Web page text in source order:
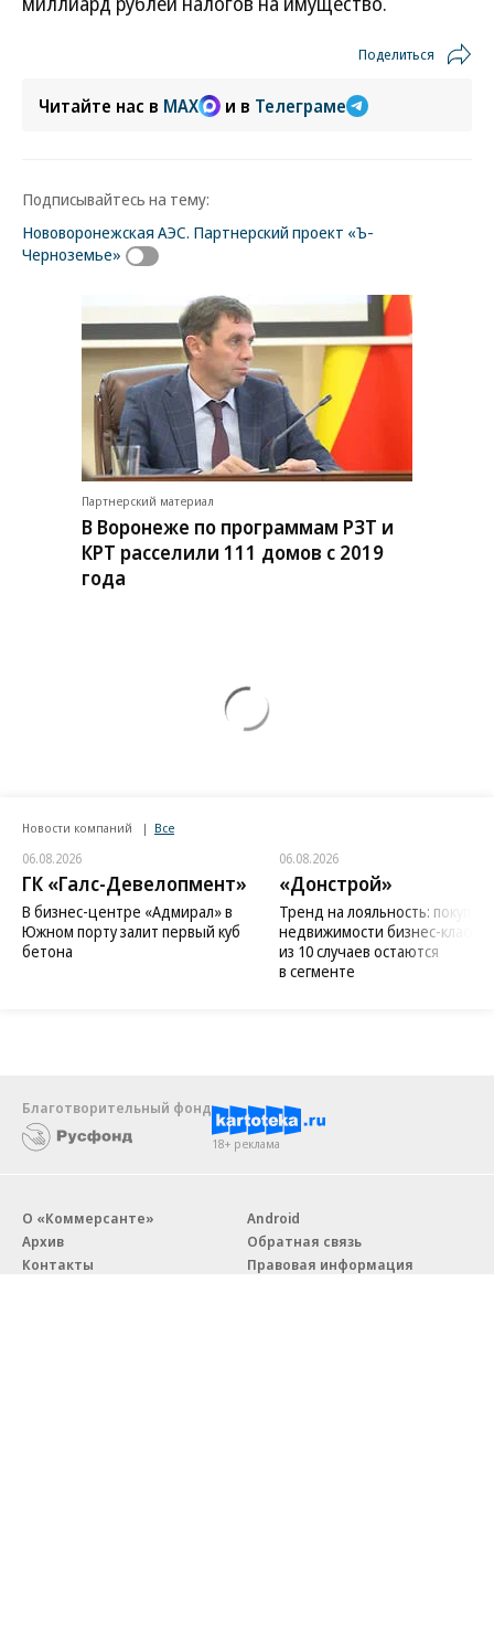
Поделиться
Читайте нас в MAX и в Телеграме
Подписывайтесь на тему:
Нововоронежская АЭС. Партнерский проект «Ъ-
Черноземье»
Партнерский материал
В Воронеже по программам РЗТ и
КРТ расселили 111 домов с 2019
года
Новости компаний Все
06.08.2026
ГК «Галс-Девелопмент»
В бизнес-центре «Адмирал» в
Южном порту залит первый куб
бетона
06.08.2026
«Донстрой»
Тренд на лояльность:
недвижимости бизнес-класса
из 10 случаев остаются
в сегменте
Благотворительный фонд
18+ реклама
О «Коммерсанте»
Архив
Контакты
Android
Обратная связь
Правовая информация